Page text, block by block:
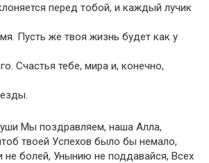
перед тобой, и каждый лучик
Пусть же твоя жизнь будет как у
Счастья тебе, мира и, конечно,
Мы поздравляем, наша Алла,
твоей Успехов было бы немало,
не болей, Унынию не поддавайся, Всех